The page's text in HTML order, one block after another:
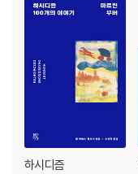
하시디즘